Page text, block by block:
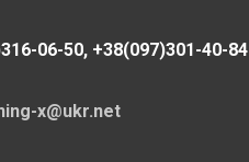
06-50, +38(097)301-40-84
x@ukr.net